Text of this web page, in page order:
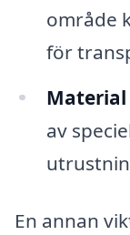
område
för
Material
av
En annan